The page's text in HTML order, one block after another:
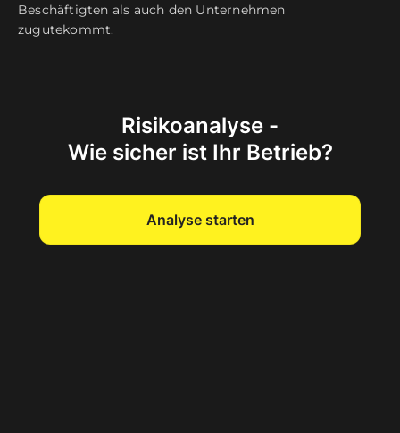
Beschäftigten als auch den Unternehmen
zugutekommt.